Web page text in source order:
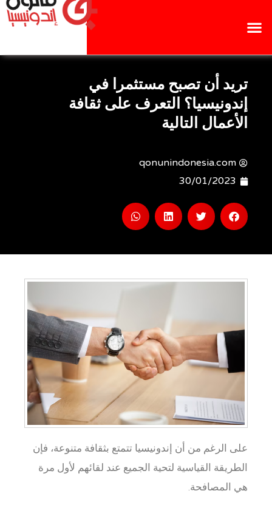
تريد أن تصبح مستثمرا في
إندونيسيا؟ التعرف على ثقافة
الأعمال التالية
qonunindonesia.com
30/01/2023
على الرغم من أن إندونيسيا تتمتع بثقافة متنوعة، فإن
الطريقة القياسية لتحية الجميع عند لقائهم لأول مرة
هي المصافحة.